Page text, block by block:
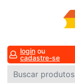
login ou
cadastre-se